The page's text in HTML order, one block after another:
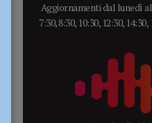
Aggiornamenti dal lunedì
7:30, 8:30, 10:30, 12:30,